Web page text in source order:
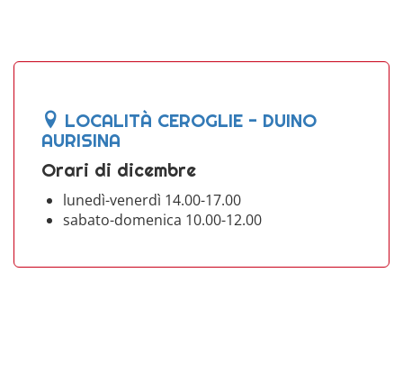
LOCALITÀ CEROGLIE - DUINO
AURISINA
Orari di dicembre
lunedì-venerdì 14.00-17.00
sabato-domenica 10.00-12.00